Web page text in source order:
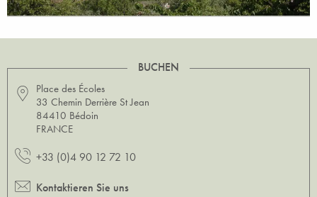
BUCHEN
Place des Écoles
33 Chemin Derrière St Jean
84410 Bédoin
FRANCE
+33 (0)4 90 12 72 10
Kontaktieren Sie uns